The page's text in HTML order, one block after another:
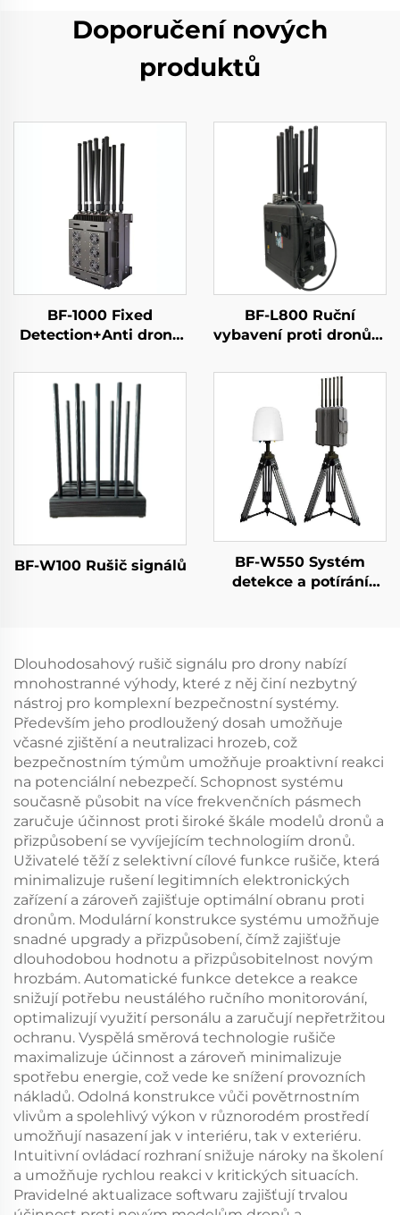
Doporučení nových
produktů
BF-1000 Fixed
Detection+Anti drone
BF-L800 Ruční
vybavení proti dronům
BF-W100 Rušič signálů
BF-W550 Systém
detekce a potírání
Dlouhodosahový rušič signálu pro drony nabízí
mnohostranné výhody, které z něj činí nezbytný
nástroj pro komplexní bezpečnostní systémy.
Především jeho prodloužený dosah umožňuje
včasné zjištění a neutralizaci hrozeb, což
bezpečnostním týmům umožňuje proaktivní reakci
na potenciální nebezpečí. Schopnost systému
současně působit na více frekvenčních pásmech
zaručuje účinnost proti široké škále modelů dronů a
přizpůsobení se vyvíjejícím technologiím dronů.
Uživatelé těží z selektivní cílové funkce rušiče, která
minimalizuje rušení legitimních elektronických
zařízení a zároveň zajišťuje optimální obranu proti
dronům. Modulární konstrukce systému umožňuje
snadné upgrady a přizpůsobení, čímž zajišťuje
dlouhodobou hodnotu a přizpůsobitelnost novým
hrozbám. Automatické funkce detekce a reakce
snižují potřebu neustálého ručního monitorování,
optimalizují využití personálu a zaručují nepřetržitou
ochranu. Vyspělá směrová technologie rušiče
maximalizuje účinnost a zároveň minimalizuje
spotřebu energie, což vede ke snížení provozních
nákladů. Odolná konstrukce vůči povětrnostním
vlivům a spolehlivý výkon v různorodém prostředí
umožňují nasazení jak v interiéru, tak v exteriéru.
Intuitivní ovládací rozhraní snižuje nároky na školení
a umožňuje rychlou reakci v kritických situacích.
Pravidelné aktualizace softwaru zajišťují trvalou